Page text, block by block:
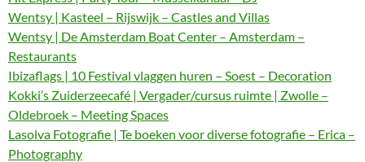
Wentsy | Kasteel – Rijswijk – Castles and Villas
Wentsy | De Amsterdam Boat Center – Amsterdam –
Restaurants
Ibizaflags | 10 Festival vlaggen huren – Soest – Decoration
Kokki’s Zuiderzeecafé | Vergader/cursus ruimte | Zwolle –
Oldebroek – Meeting Spaces
Lasolva Fotografie | Te boeken voor diverse fotografie – Erica –
Photography